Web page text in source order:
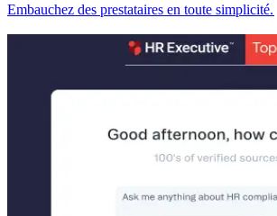
Embauchez des prestataires en toute simplicité.​​